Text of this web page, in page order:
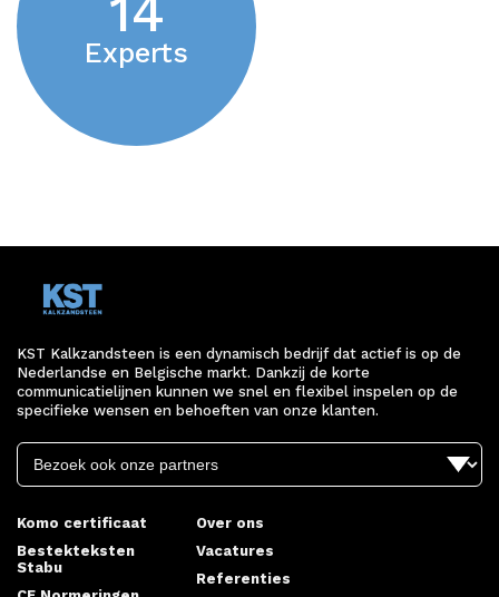
Experts
KST Kalkzandsteen is een dynamisch bedrijf dat actief is op de
Nederlandse en Belgische markt. Dankzij de korte
communicatielijnen kunnen we snel en flexibel inspelen op de
specifieke wensen en behoeften van onze klanten.
Komo certificaat
Bestekteksten
Stabu
Over ons
Vacatures
Referenties